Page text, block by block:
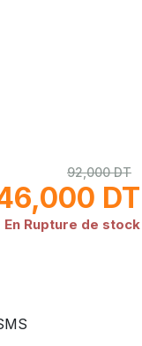
92,000 DT
DT
En Rupture de stock